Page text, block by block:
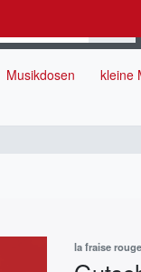
Musikdosen kleine
la fraise rouge